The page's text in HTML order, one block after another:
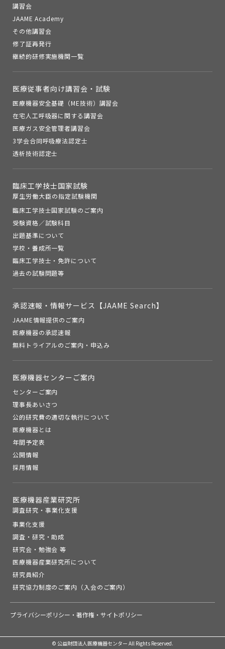
講習会
JAAME Academy
その他講習会
修了証再発行
継続的研修実施機関一覧
医療従事者向け講習会・試験
医療機器安全基礎（ME技術）講習会
在宅人工呼吸器に関する講習会
医療ガス安全管理者講習会
3学会合同呼吸療法認定士
透析技術認定士
臨床工学技士国家試験
厚生労働大臣の指定試験機関
臨床工学技士国家試験のご案内
受験資格／試験科目
出題基準について
学校・養成所一覧
臨床工学技士・免許について
過去の試験問題等
承認速報・ 情報サービス【JAAME Search】
JAAME情報提供のご案内
医療機器の承認速報
無料トライアルのご案内・申込み
医療機器センターご案内
センターご案内
理事長あいさつ
公的研究費の適切な執行について
医療機器とは
年間予定表
公開情報
採用情報
医療機器産業研究所
調査研究・事業化支援
事業化支援
調査・研究・助成
研究会・勉強会 等
医療機器産業研究所について
研究員紹介
研究協力制度のご案内（入会のご案内）
プライバシーポリシー・著作権・サイトポリシー
© 公益財団法人医療機器センター All Rights Reserved.